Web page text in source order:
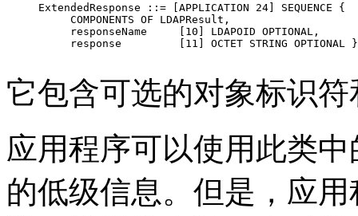
     ExtendedResponse ::= [APPLICATION 24] SEQUENCE {
          COMPONENTS OF LDAPResult,
          responseName     [10] LDAPOID OPTIONAL,
          response         [11] OCTET STRING OPTIONAL }
它包含可选的对象标识
应用程序可以使用此类
的低级信息。但是，应